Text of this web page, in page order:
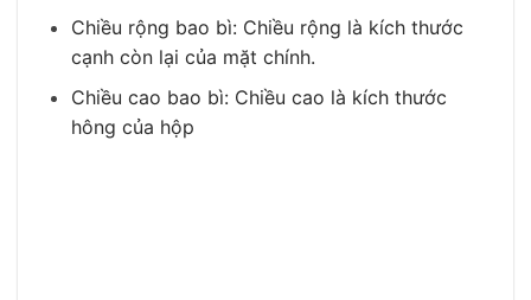
Chiều rộng bao bì: Chiều rộng là kích thước
cạnh còn lại của mặt chính.
Chiều cao bao bì: Chiều cao là kích thước
hông của hộp